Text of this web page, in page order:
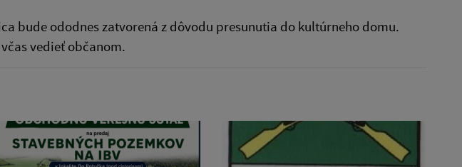
bude ododnes zatvorená z dôvodu presunutia do kultúrneho domu.
vedieť občanom.